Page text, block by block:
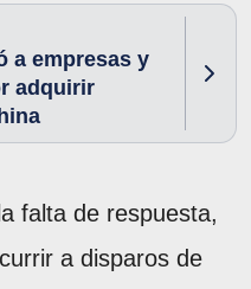
a empresas y
adquirir
falta de respuesta,
a disparos de